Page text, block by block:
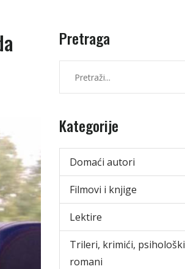
Pretraga
Kategorije
Domaći autori
Filmovi i knjige
Lektire
Trileri, krimići, psihološki
romani